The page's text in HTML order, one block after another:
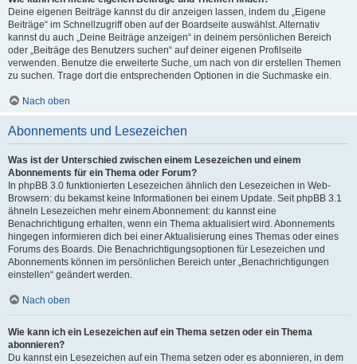
Deine eigenen Beiträge kannst du dir anzeigen lassen, indem du „Eigene
Beiträge“ im Schnellzugriff oben auf der Boardseite auswählst. Alternativ
kannst du auch „Deine Beiträge anzeigen“ in deinem persönlichen Bereich
oder „Beiträge des Benutzers suchen“ auf deiner eigenen Profilseite
verwenden. Benutze die erweiterte Suche, um nach von dir erstellen Themen
zu suchen. Trage dort die entsprechenden Optionen in die Suchmaske ein.
Nach oben
Abonnements und Lesezeichen
Was ist der Unterschied zwischen einem Lesezeichen und einem
Abonnements für ein Thema oder Forum?
In phpBB 3.0 funktionierten Lesezeichen ähnlich den Lesezeichen in Web-
Browsern: du bekamst keine Informationen bei einem Update. Seit phpBB 3.1
ähneln Lesezeichen mehr einem Abonnement: du kannst eine
Benachrichtigung erhalten, wenn ein Thema aktualisiert wird. Abonnements
hingegen informieren dich bei einer Aktualisierung eines Themas oder eines
Forums des Boards. Die Benachrichtigungsoptionen für Lesezeichen und
Abonnements können im persönlichen Bereich unter „Benachrichtigungen
einstellen“ geändert werden.
Nach oben
Wie kann ich ein Lesezeichen auf ein Thema setzen oder ein Thema
abonnieren?
Du kannst ein Lesezeichen auf ein Thema setzen oder es abonnieren, in dem